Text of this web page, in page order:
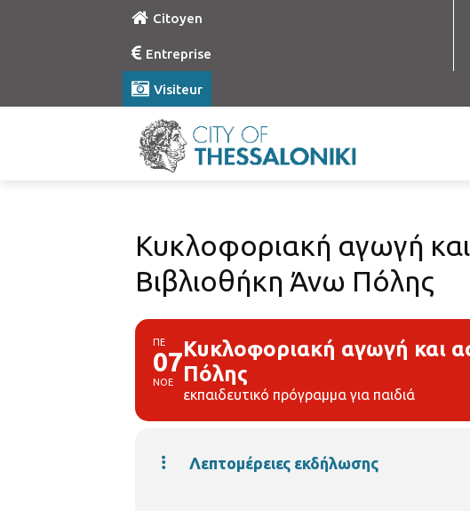
Citoyen
Entreprise
Visiteur
Κυκλοφοριακή αγωγή
Βιβλιοθήκη Άνω Πόλης
ΠΕ
07
ΝΟΕ
Κυκλοφοριακή αγωγή και
Πόλης
εκπαιδευτικό πρόγραμμα για παιδιά
Λεπτομέρειες εκδήλωσης